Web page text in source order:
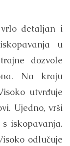
vrlo detaljan i
u
dozvole
Na kraju
utvrđuje
Ujedno, vrši
iskopavanja.
odlučuje